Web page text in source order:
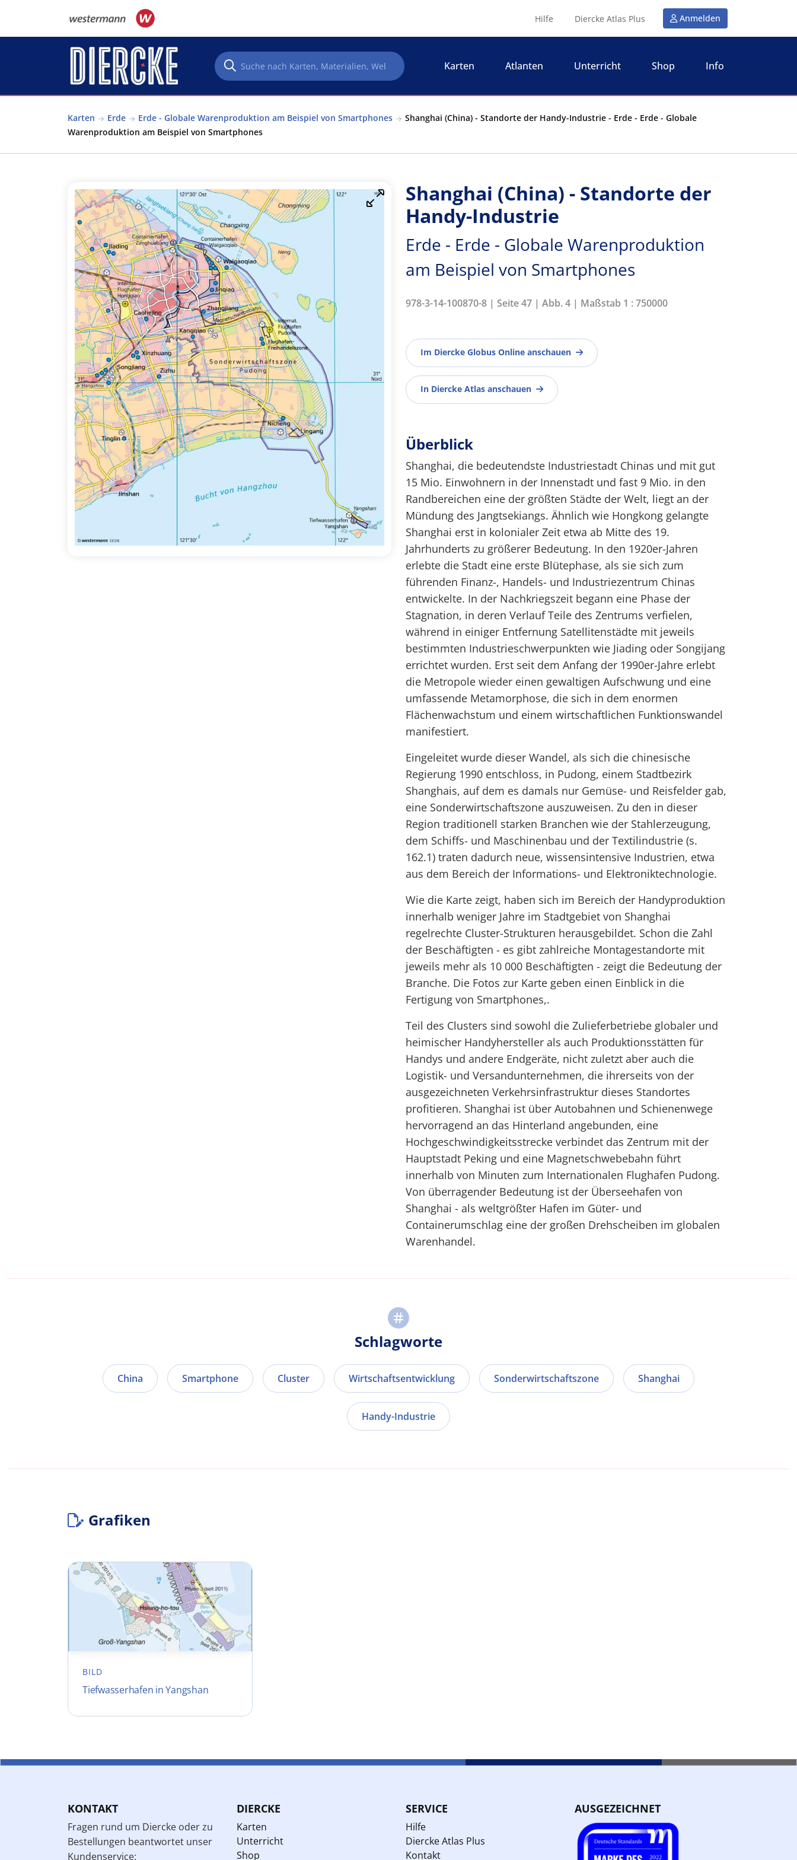
Hilfe Diercke Atlas Plus Anmelden
Karten Atlanten Unterricht Shop Info
Karten Erde Erde - Globale Warenproduktion am Beispiel von Smartphones
Shanghai (China) - Standorte der Handy-Industrie - Erde - Erde - Globale
Warenproduktion am Beispiel von Smartphones
Shanghai (China) - Standorte der
Handy-Industrie
Erde - Erde - Globale Warenproduktion
am Beispiel von Smartphones
978-3-14-100870-8 | Seite 47 | Abb. 4 | Maßstab 1 : 750000
Im Diercke Globus Online anschauen
In Diercke Atlas anschauen
Überblick
Shanghai, die bedeutendste Industriestadt Chinas und mit gut
15 Mio. Einwohnern in der Innenstadt und fast 9 Mio. in den
Randbereichen eine der größten Städte der Welt, liegt an der
Mündung des Jangtsekiangs. Ähnlich wie Hongkong gelangte
Shanghai erst in kolonialer Zeit etwa ab Mitte des 19.
Jahrhunderts zu größerer Bedeutung. In den 1920er-Jahren
erlebte die Stadt eine erste Blütephase, als sie sich zum
führenden Finanz-, Handels- und Industriezentrum Chinas
entwickelte. In der Nachkriegszeit begann eine Phase der
Stagnation, in deren Verlauf Teile des Zentrums verfielen,
während in einiger Entfernung Satellitenstädte mit jeweils
bestimmten Industrieschwerpunkten wie Jiading oder Songijang
errichtet wurden. Erst seit dem Anfang der 1990er-Jahre erlebt
die Metropole wieder einen gewaltigen Aufschwung und eine
umfassende Metamorphose, die sich in dem enormen
Flächenwachstum und einem wirtschaftlichen Funktionswandel
manifestiert.
Eingeleitet wurde dieser Wandel, als sich die chinesische
Regierung 1990 entschloss, in Pudong, einem Stadtbezirk
Shanghais, auf dem es damals nur Gemüse- und Reisfelder gab,
eine Sonderwirtschaftszone auszuweisen. Zu den in dieser
Region traditionell starken Branchen wie der Stahlerzeugung,
dem Schiffs- und Maschinenbau und der Textilindustrie (s.
162.1) traten dadurch neue, wissensintensive Industrien, etwa
aus dem Bereich der Informations- und Elektroniktechnologie.
Wie die Karte zeigt, haben sich im Bereich der Handyproduktion
innerhalb weniger Jahre im Stadtgebiet von Shanghai
regelrechte Cluster-Strukturen herausgebildet. Schon die Zahl
der Beschäftigten - es gibt zahlreiche Montagestandorte mit
jeweils mehr als 10 000 Beschäftigten - zeigt die Bedeutung der
Branche. Die Fotos zur Karte geben einen Einblick in die
Fertigung von Smartphones,.
Teil des Clusters sind sowohl die Zulieferbetriebe globaler und
heimischer Handyhersteller als auch Produktionsstätten für
Handys und andere Endgeräte, nicht zuletzt aber auch die
Logistik- und Versandunternehmen, die ihrerseits von der
ausgezeichneten Verkehrsinfrastruktur dieses Standortes
profitieren. Shanghai ist über Autobahnen und Schienenwege
hervorragend an das Hinterland angebunden, eine
Hochgeschwindigkeitsstrecke verbindet das Zentrum mit der
Hauptstadt Peking und eine Magnetschwebebahn führt
innerhalb von Minuten zum Internationalen Flughafen Pudong.
Von überragender Bedeutung ist der Überseehafen von
Shanghai - als weltgrößter Hafen im Güter- und
Containerumschlag eine der großen Drehscheiben im globalen
Warenhandel.
Schlagworte
China Smartphone Cluster Wirtschaftsentwicklung Sonderwirtschaftszone Shanghai
Handy-Industrie
Grafiken
BILD
Tiefwasserhafen in Yangshan
KONTAKT
Fragen rund um Diercke oder zu
Bestellungen beantwortet unser
Kundenservice:
DIERCKE
Karten
Unterricht
Shop
SERVICE
Hilfe
Diercke Atlas Plus
Kontakt
AUSGEZEICHNET